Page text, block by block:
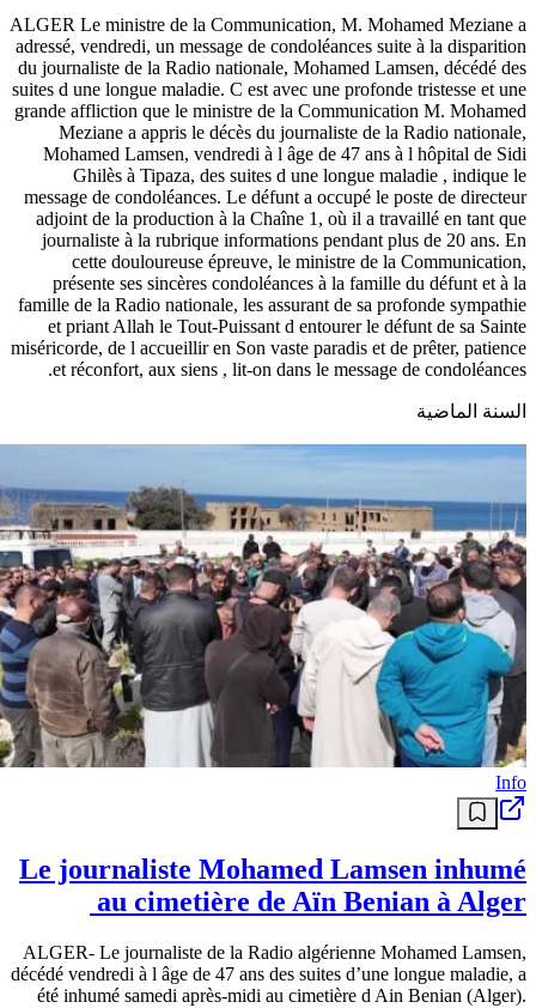
ALGER Le ministre de la Communication, M. Mohamed Meziane a
adressé, vendredi, un message de condoléances suite à la disparition
du journaliste de la Radio nationale, Mohamed Lamsen, décédé des
suites d une longue maladie. C est avec une profonde tristesse et une
grande affliction que le ministre de la Communication M. Mohamed
Meziane a appris le décès du journaliste de la Radio nationale,
Mohamed Lamsen, vendredi à l âge de 47 ans à l hôpital de Sidi
Ghilès à Tipaza, des suites d une longue maladie , indique le
message de condoléances. Le défunt a occupé le poste de directeur
adjoint de la production à la Chaîne 1, où il a travaillé en tant que
journaliste à la rubrique informations pendant plus de 20 ans. En
cette douloureuse épreuve, le ministre de la Communication,
présente ses sincères condoléances à la famille du défunt et à la
famille de la Radio nationale, les assurant de sa profonde sympathie
et priant Allah le Tout-Puissant d entourer le défunt de sa Sainte
miséricorde, de l accueillir en Son vaste paradis et de prêter, patience
et réconfort, aux siens , lit-on dans le message de condoléances.
السنة الماضية
Info
Le journaliste Mohamed Lamsen inhumé
au cimetière de Aïn Benian à Alger
ALGER- Le journaliste de la Radio algérienne Mohamed Lamsen,
décédé vendredi à l âge de 47 ans des suites d’une longue maladie, a
été inhumé samedi après-midi au cimetière d Ain Benian (Alger).